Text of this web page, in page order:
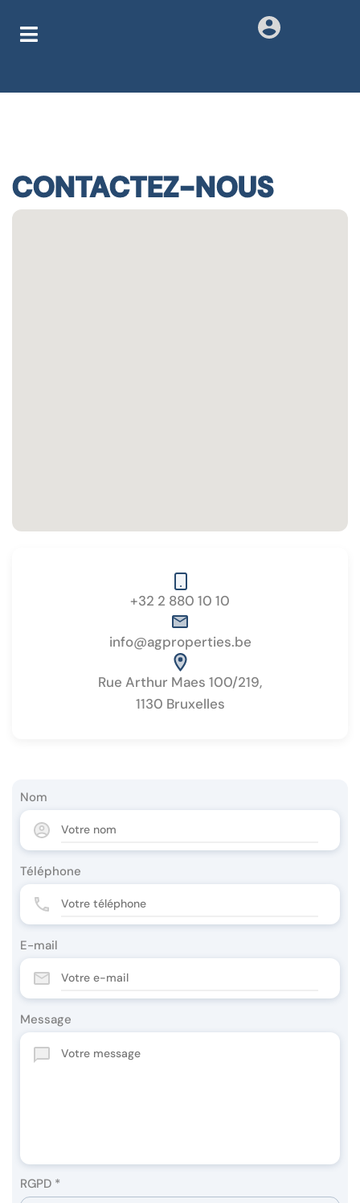
CONTACTEZ-NOUS
+32 2 880 10 10
Rue Arthur Maes 100/219,
1130 Bruxelles
info@agproperties.be
Nom
Téléphone
E-mail
Message
RGPD *